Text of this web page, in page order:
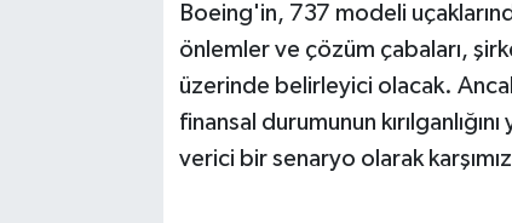
Boeing'in, 737 modeli
önlemler ve çözüm çabaları,
üzerinde belirleyici olacak.
finansal durumunun
verici bir senaryo olarak